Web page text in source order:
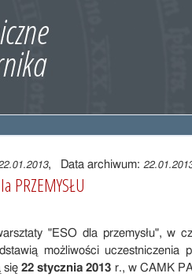
, Data archiwum:
PRZEMYSŁU
"ESO dla przemysłu", w
możliwości
się22 stycznia 2013 r., w CAMK